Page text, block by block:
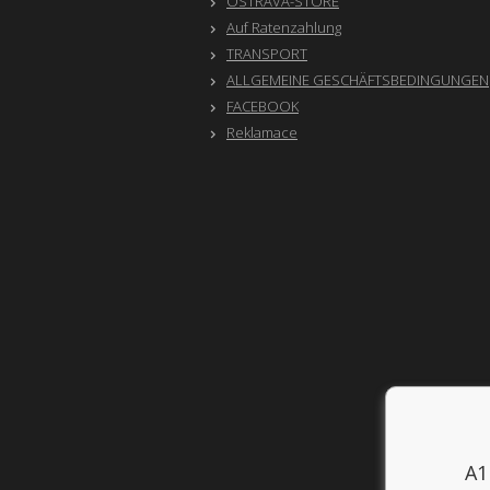
Auf Ratenzahlung
TRANSPORT
ALLGEMEINE GESCHÄFTSBEDINGUNGEN
FACEBOOK
Reklamace